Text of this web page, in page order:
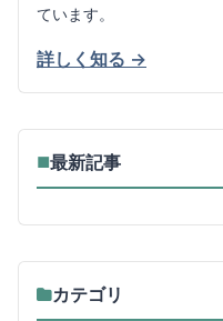
ています。
詳しく知る →
■最新記事
カテゴリ